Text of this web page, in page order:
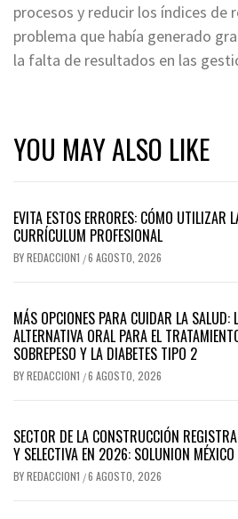
procesos y reducir los índices de
problema que había generado
la falta de resultados en las
YOU MAY ALSO LIKE
EVITA ESTOS ERRORES: CÓMO UTILIZAR
CURRÍCULUM PROFESIONAL
BYREDACCION1 /6 AGOSTO, 2026
MÁS OPCIONES PARA CUIDAR LA SALUD:
ALTERNATIVA ORAL PARA EL
SOBREPESO Y LA DIABETES TIPO 2
BYREDACCION1 /6 AGOSTO, 2026
SECTOR DE LA CONSTRUCCIÓN
Y SELECTIVA EN 2026: SOLUNION MÉXICO
BYREDACCION1 /6 AGOSTO, 2026